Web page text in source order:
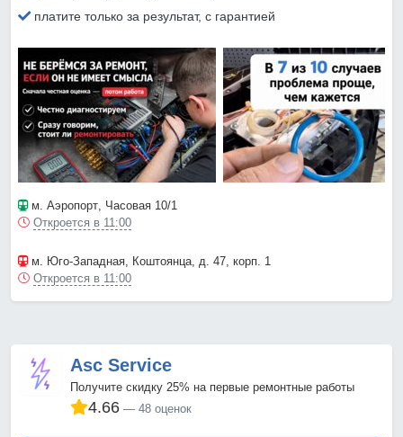
платите только за результат, с гарантией
м. Аэропорт, Часовая 10/1
Откроется в 11:00
м. Юго-Западная, Коштоянца, д. 47, корп. 1
Откроется в 11:00
Asc Service
Получите скидку 25% на первые ремонтные работы
4.66 48 оценок